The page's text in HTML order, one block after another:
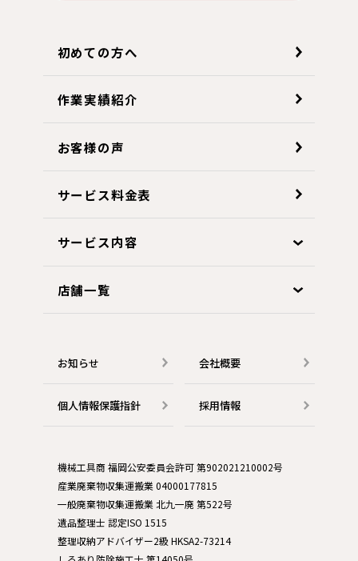
初めての方へ
作業実績紹介
お客様の声
サービス料金表
サービス内容
店舗一覧
お知らせ 会社概要
個人情報保護指針 採用情報
機械工具商 福岡公安委員会許可 第902021210002号
産業廃棄物収集運搬業 04000177815
一般廃棄物収集運搬業 北九一廃 第522号
遺品整理士 認定ISO 1515
整理収納アドバイザー2級 HKSA2-73214